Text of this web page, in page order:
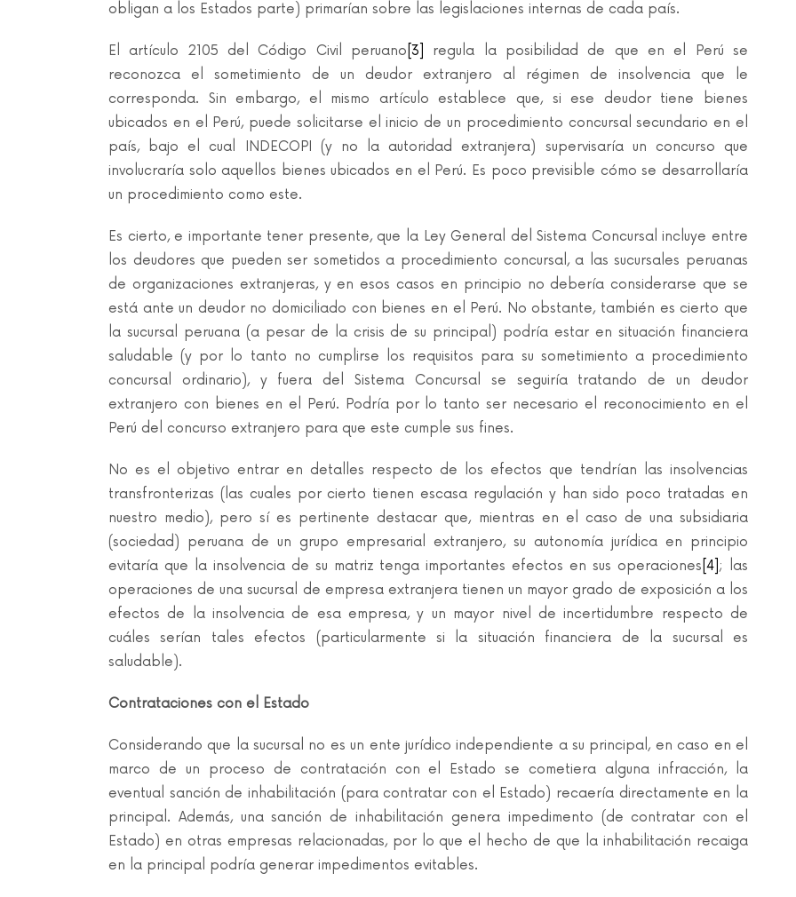
obligan a los Estados parte) primarían sobre las legislaciones internas de cada país.
El artículo 2105 del Código Civil peruano [3]
regula la posibilidad de que en el Perú se
reconozca el sometimiento de un deudor extranjero al régimen de insolvencia que le
corresponda. Sin embargo, el mismo artículo establece que, si ese deudor tiene bienes
ubicados en el Perú, puede solicitarse el inicio de un procedimiento concursal secundario en el
país, bajo el cual INDECOPI (y no la autoridad extranjera) supervisaría un concurso que
involucraría solo aquellos bienes ubicados en el Perú. Es poco previsible cómo se desarrollaría
un procedimiento como este.
Es cierto, e importante tener presente, que la Ley General del Sistema Concursal incluye entre
los deudores que pueden ser sometidos a procedimiento concursal, a las sucursales peruanas
de organizaciones extranjeras, y en esos casos en principio no debería considerarse que se
está ante un deudor no domiciliado con bienes en el Perú. No obstante, también es cierto que
la sucursal peruana (a pesar de la crisis de su principal) podría estar en situación financiera
saludable (y por lo tanto no cumplirse los requisitos para su sometimiento a procedimiento
concursal ordinario), y fuera del Sistema Concursal se seguiría tratando de un deudor
extranjero con bienes en el Perú. Podría por lo tanto ser necesario el reconocimiento en el
Perú del concurso extranjero para que este cumple sus fines.
No es el objetivo entrar en detalles respecto de los efectos que tendrían las insolvencias
transfronterizas (las cuales por cierto tienen escasa regulación y han sido poco tratadas en
nuestro medio), pero sí es pertinente destacar que, mientras en el caso de una subsidiaria
(sociedad) peruana de un grupo empresarial extranjero, su autonomía jurídica en principio
evitaría que la insolvencia de su matriz tenga importantes efectos en sus operaciones [4] ; las
operaciones de una sucursal de empresa extranjera tienen un mayor grado de exposición a los
efectos de la insolvencia de esa empresa, y un mayor nivel de incertidumbre respecto de
cuáles serían tales efectos (particularmente si la situación financiera de la sucursal es
saludable).
Contrataciones con el Estado
Considerando que la sucursal no es un ente jurídico independiente a su principal, en caso en el
marco de un proceso de contratación con el Estado se cometiera alguna infracción, la
eventual sanción de inhabilitación (para contratar con el Estado) recaería directamente en la
principal. Además, una sanción de inhabilitación genera impedimento (de contratar con el
Estado) en otras empresas relacionadas, por lo que el hecho de que la inhabilitación recaiga
en la principal podría generar impedimentos evitables.